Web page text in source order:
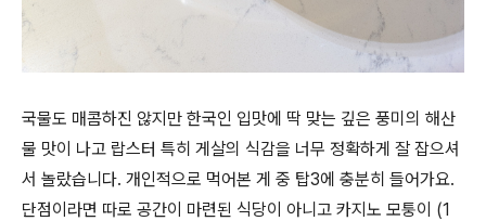
국물도 매콤하진 않지만 한국인 입맛에 딱 맞는 깊은 풍미의 해산
물 맛이 나고 랍스터 특히 게살의 식감을 너무 정확하게 잘 잡으셔
서 놀랐습니다. 개인적으로 먹어본 게 중 탑3에 충분히 들어가요.
단점이라면 따로 공간이 마련된 식당이 아니고 카지노 모퉁이 (1